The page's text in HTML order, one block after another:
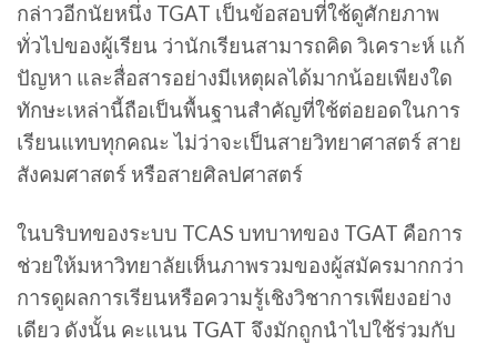
กล่าวอีกนัยหนึ่ง TGAT เป็นข้อสอบที่ใช้ดูศักยภาพ
ทั่วไปของผู้เรียน ว่านักเรียนสามารถคิด วิเคราะห์ แก้
ปัญหา และสื่อสารอย่างมีเหตุผลได้มากน้อยเพียงใด
ทักษะเหล่านี้ถือเป็นพื้นฐานสำคัญที่ใช้ต่อยอดในการ
เรียนแทบทุกคณะ ไม่ว่าจะเป็นสายวิทยาศาสตร์ สาย
สังคมศาสตร์ หรือสายศิลปศาสตร์
ในบริบทของระบบ TCAS บทบาทของ TGAT คือการ
ช่วยให้มหาวิทยาลัยเห็นภาพรวมของผู้สมัครมากกว่า
การดูผลการเรียนหรือความรู้เชิงวิชาการเพียงอย่าง
เดียว ดังนั้น คะแนน TGAT จึงมักถูกนำไปใช้ร่วมกับ